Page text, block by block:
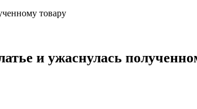
товару
и ужаснулась